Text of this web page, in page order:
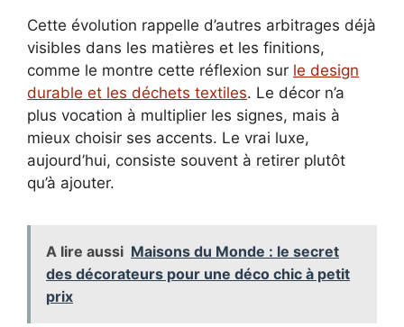
Cette évolution rappelle d’autres arbitrages déjà
visibles dans les matières et les finitions,
comme le montre cette réflexion sur le design
durable et les déchets textiles. Le décor n’a
plus vocation à multiplier les signes, mais à
mieux choisir ses accents. Le vrai luxe,
aujourd’hui, consiste souvent à retirer plutôt
qu’à ajouter.
A lire aussi Maisons du Monde : le secret
des décorateurs pour une déco chic à petit
prix